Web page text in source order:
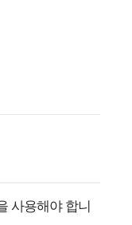
사용해야 합니